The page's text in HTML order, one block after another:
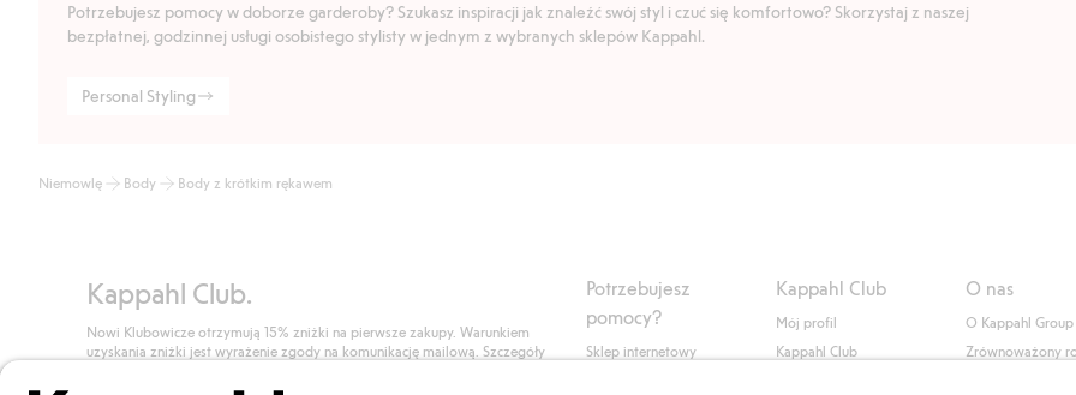
Potrzebujesz pomocy w doborze garderoby? Szukasz inspiracji jak znaleźć swój styl i czuć się komfortowo? Skorzystaj z naszej
bezpłatnej, godzinnej usługi osobistego stylisty w jednym z wybranych sklepów Kappahl.
Personal Styling
Niemowlę Body Body z krótkim rękawem
Kappahl Club.
Nowi Klubowicze otrzymują 15% zniżki na pierwsze zakupy. Warunkiem
uzyskania zniżki jest wyrażenie zgody na komunikację mailową. Szczegóły
Potrzebujesz
pomocy?
Sklep internetowy
Kappahl Club
Mój profil
Kappahl Club
O nas
O Kappahl Group
Zrównoważony